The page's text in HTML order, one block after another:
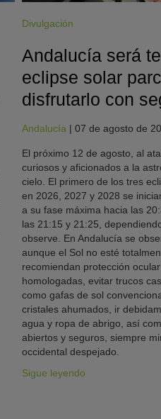
Divulgación
Andalucía será
eclipse solar
disfrutarlo con
Andalucía |07 de agosto de
El próximo 12 de agosto, al
curiosos y aficionados a la
cielo. El primero de los tres
en 2026, 2027 y 2028 se
a su fase máxima hacia las
las 21:15 y 21:25,
observe. En Andalucía se
aunque el Sol no esté
recomiendan protección
homologadas, evitar trucos
como gafas de sol
cristales ahumados, ir
agua y ropa de abrigo, así
abiertos y seguros, siempre
occidental despejado.
Sigue leyendo